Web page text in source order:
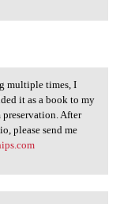
multiple times, I
it as a book to my
After
please send me